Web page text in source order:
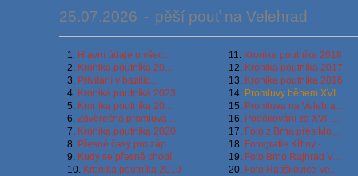
25.07.2026 - pěší pouť na Velehrad
1.
Hlavní údaje o všec...
2. Kronika poutníka 20...
3. Přivítání v bazilic...
4. Kronika poutníka 2023
5. Kronika poutníka 20...
6. Závěrečná promluva ...
7. Kronika poutníka 2020
8. Přesné časy pro záp...
9. Kudy se přesně chodí
10. Kronika poutníka 2019
11. Kronika poutníka 2018
12. Kronika poutníka 2017
13. Kronika poutníka 2016
14. Promluvy během XVI....
15. Promluva na Velehra...
16. Poděkování za XVI. ...
17. Foto z Brna přes Mo...
18. Fotografie Křtiny -...
19. Foto Brno Rajhrad V...
20. Foto Ratíškovice Ve...